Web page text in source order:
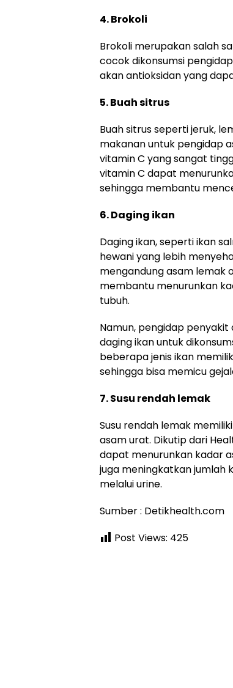
4. Brokoli
Brokoli merupakan salah
cocok dikonsumsi
akan antioksidan yang
5. Buah sitrus
Buah sitrus seperti jeruk,
makanan untuk pengidap
vitamin C yang sangat
vitamin C dapat
sehingga membantu
6. Daging ikan
Daging ikan, seperti ikan
hewani yang lebih
mengandung asam
membantu menurunkan
tubuh.
Namun, pengidap
daging ikan untuk
beberapa jenis ikan
sehingga bisa memicu
7. Susu rendah lemak
Susu rendah lemak
asam urat. Dikutip dari
dapat menurunkan kadar
juga meningkatkan jumlah
melalui urine.
Sumber : Detikhealth.com
Post Views: 425